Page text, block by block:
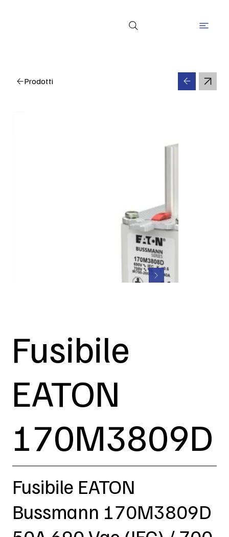
Prodotti
Fusibile
EATON
170M3809D
Fusibile EATON
Bussmann 170M3809D